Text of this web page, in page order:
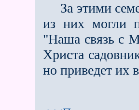
За этими
из них могли
"Наша связь с
Христа
но приведет их